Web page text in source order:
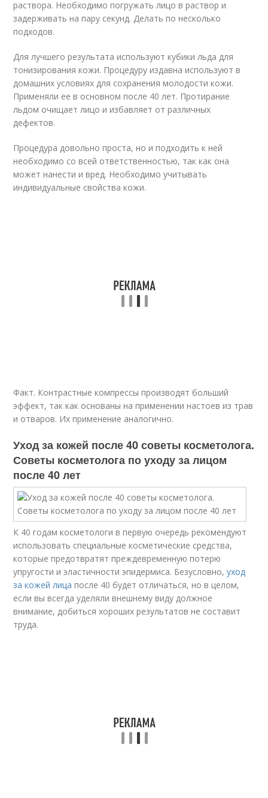
раствора. Необходимо погружать лицо в раствор и
задерживать на пару секунд. Делать по несколько
подходов.
Для лучшего результата используют кубики льда для
тонизирования кожи. Процедуру издавна используют в
домашних условиях для сохранения молодости кожи.
Применяли ее в основном после 40 лет. Протирание
льдом очищает лицо и избавляет от различных
дефектов.
Процедура довольно проста, но и подходить к ней
необходимо со всей ответственностью, так как она
может нанести и вред. Необходимо учитывать
индивидуальные свойства кожи.
Факт. Контрастные компрессы производят больший
эффект, так как основаны на применении настоев из трав
и отваров. Их применение аналогично.
Уход за кожей после 40 советы косметолога.
Советы косметолога по уходу за лицом
после 40 лет
К 40 годам косметологи в первую очередь рекомендуют
использовать специальные косметические средства,
которые предотвратят преждевременную потерю
упругости и эластичности эпидермиса. Безусловно,уход
за кожей лица после 40 будет отличаться, но в целом,
если вы всегда уделяли внешнему виду должное
внимание, добиться хороших результатов не составит
труда.